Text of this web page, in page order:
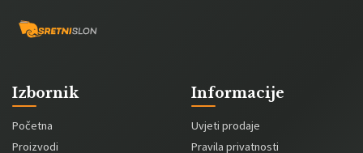
Izbornik
Početna
Proizvodi
Informacije
Uvjeti prodaje
Pravila privatnosti